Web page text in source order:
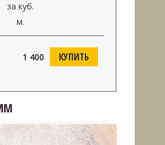
за куб.
м.
1 400 КУПИТЬ